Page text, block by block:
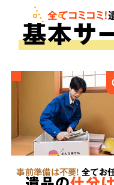
映させることで遺
えることが可能です
4
ご遺族
寄り添う
全てコミコミ！
基本サ
事前準備は不要! 全てお